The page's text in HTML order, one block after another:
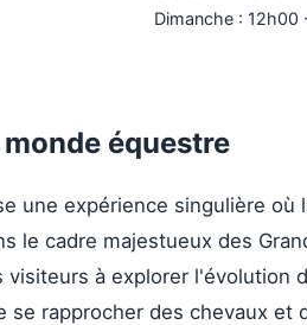
Dimanche : 12h00
équestre
une expérience singulière
le cadre majestueux des
à explorer l'évolution
se rapprocher des chevaux et